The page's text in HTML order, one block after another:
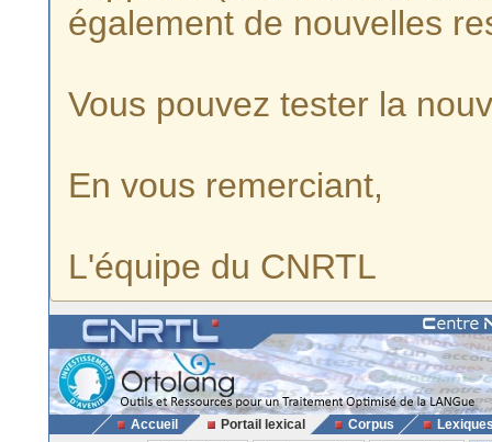
également de nouvelles
Vous pouvez tester la
En vous remerciant,
L'équipe du CNRTL
Accueil Portail lexical Corpus